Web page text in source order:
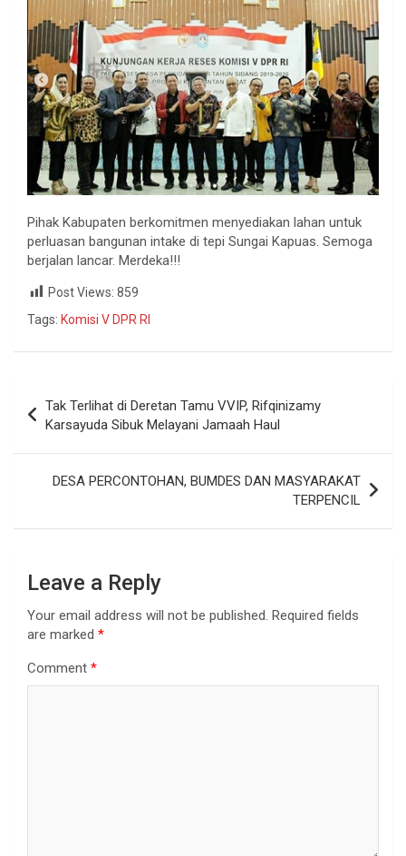
Pihak Kabupaten berkomitmen menyediakan lahan untuk
perluasan bangunan intake di tepi Sungai Kapuas. Semoga
berjalan lancar. Merdeka!!!
Post Views: 859
Tags: Komisi V DPR RI
Tak Terlihat di Deretan Tamu VVIP, Rifqinizamy
Karsayuda Sibuk Melayani Jamaah Haul
DESA PERCONTOHAN, BUMDES DAN MASYARAKAT
TERPENCIL
Leave a Reply
Your email address will not be published. Required fields
are marked *
Comment *